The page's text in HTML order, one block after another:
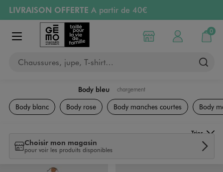
Aller au contenu principal
Aller à la navigation
LIVRAISON OFFERTE A partir de 40€
RETRAIT ET LIVRAISON OFFERTE
en magasin
PAYEZ EN 3x SANS FRAIS
Retours OFFERTS
pendant 30 jours
Afficher le menu
Chaussures, jupe, T-shirt…
Choisir mon magasin
Mon compte
0
Mon
Body bleu chargement
Naissance
Body blanc Body rose Body manches courtes Body
Choisir mon magasin
pour voir les produits disponibles
Trier